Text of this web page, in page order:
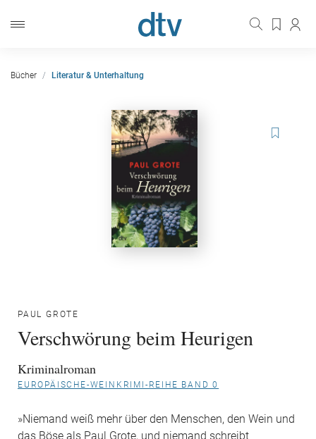
Bücher Literatur & Unterhaltung
PAUL GROTE
Verschwörung beim Heurigen
Kriminalroman
EUROPÄISCHE-WEINKRIMI-REIHE BAND 0
»Niemand weiß mehr über den Menschen, den Wein und
das Böse als Paul Grote, und niemand schreibt